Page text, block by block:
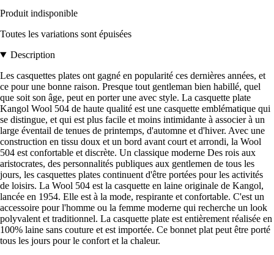
Produit indisponible
Toutes les variations sont épuisées
Description
Les casquettes plates ont gagné en popularité ces dernières années, et
ce pour une bonne raison. Presque tout gentleman bien habillé, quel
que soit son âge, peut en porter une avec style. La casquette plate
Kangol Wool 504 de haute qualité est une casquette emblématique qui
se distingue, et qui est plus facile et moins intimidante à associer à un
large éventail de tenues de printemps, d'automne et d'hiver. Avec une
construction en tissu doux et un bord avant court et arrondi, la Wool
504 est confortable et discrète. Un classique moderne Des rois aux
aristocrates, des personnalités publiques aux gentlemen de tous les
jours, les casquettes plates continuent d'être portées pour les activités
de loisirs. La Wool 504 est la casquette en laine originale de Kangol,
lancée en 1954. Elle est à la mode, respirante et confortable. C'est un
accessoire pour l'homme ou la femme moderne qui recherche un look
polyvalent et traditionnel. La casquette plate est entièrement réalisée en
100% laine sans couture et est importée. Ce bonnet plat peut être porté
tous les jours pour le confort et la chaleur.